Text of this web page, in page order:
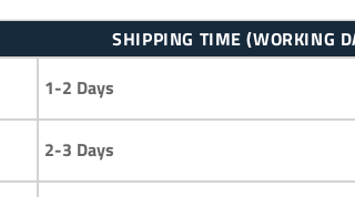
SHIPPING TIME (WORKING
1-2 Days
2-3 Days